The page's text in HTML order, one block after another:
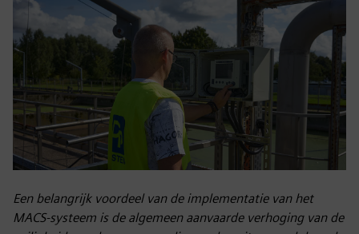
Een belangrijk voordeel van de implementatie van het
MACS-systeem is de algemeen aanvaarde verhoging van de